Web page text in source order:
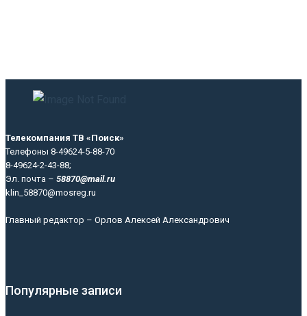
Телекомпания ТВ «Поиск»
Телефоны 8-49624-5-88-70
8-49624-2-43-88;
Эл. почта – 58870@mail.ru
klin_58870@mosreg.ru
Главный редактор – Орлов Алексей Александрович
Популярные записи